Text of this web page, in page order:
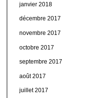
janvier 2018
décembre 2017
novembre 2017
octobre 2017
septembre 2017
août 2017
juillet 2017